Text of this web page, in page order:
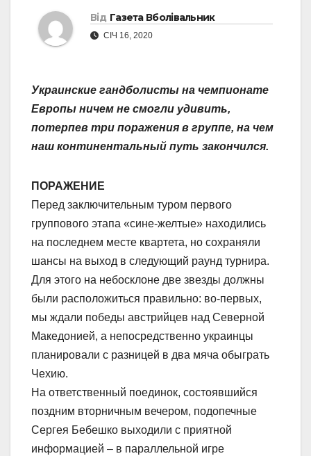
Від Газета Вболівальник
СІЧ 16, 2020
Украинские гандболисты на чемпионате
Европы ничем не смогли удивить,
потерпев три поражения в группе, на чем
наш континентальный путь закончился.
ПОРАЖЕНИЕ
Перед заключительным туром первого
группового этапа «сине-желтые» находились
на последнем месте квартета, но сохраняли
шансы на выход в следующий раунд турнира.
Для этого на небосклоне две звезды должны
были расположиться правильно: во-первых,
мы ждали победы австрийцев над Северной
Македонией, а непосредственно украинцы
планировали с разницей в два мяча обыграть
Чехию.
На ответственный поединок, состоявшийся
поздним вторничным вечером, подопечные
Сергея Бебешко выходили с приятной
информацией – в параллельной игре